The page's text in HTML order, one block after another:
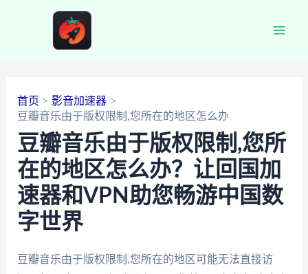
首页
影音加速器
豆瓣音乐由于版权限制,您所在的地区怎么办
豆瓣音乐由于版权限制,您所
在的地区怎么办？让回国加
速器和VPN助您畅游中国数
字世界
豆瓣音乐由于版权限制,您所在的地区可能无法直接访